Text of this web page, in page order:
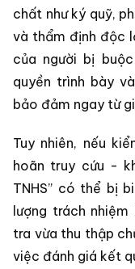
chất như ký quỹ,
và thẩm định độc
của người bị
quyền trình bày
bảo đảm ngay từ
Tuy nhiên, nếu
hoãn truy cứu -
TNHS” có thể bị
lượng trách nhiệm
tra vừa thu thập
việc đánh giá kết